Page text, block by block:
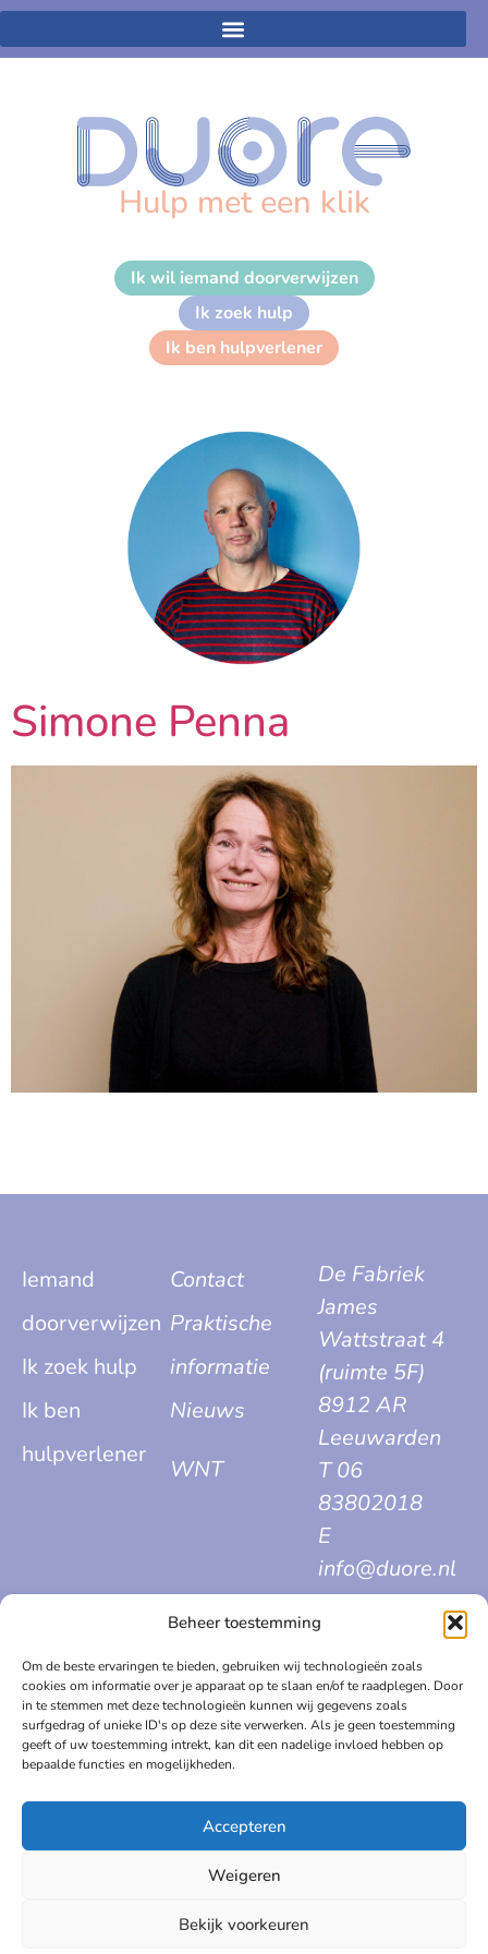
Beheer toestemming
Om de beste ervaringen te bieden, gebruiken wij technologieën zoals
cookies om informatie over je apparaat op te slaan en/of te raadplegen. Door
in te stemmen met deze technologieën kunnen wij gegevens zoals
surfgedrag of unieke ID's op deze site verwerken. Als je geen toestemming
geeft of uw toestemming intrekt, kan dit een nadelige invloed hebben op
bepaalde functies en mogelijkheden.
Accepteren
Weigeren
Bekijk voorkeuren
Hulp met een klik
Ik wil iemand doorverwijzen
Ik zoek hulp
Ik ben hulpverlener
Pascal Hartkamp
Simone Penna
Iemand
doorverwijzen
Ik zoek hulp
Ik ben
hulpverlener
Contact
Praktische
informatie
Nieuws
WNT
De Fabriek
James
Wattstraat 4
(ruimte 5F)
8912 AR
Leeuwarden
T 06
83802018
E
info@duore.nl
Algemene voorwaarden
Privacy statement
Cookiebeleid